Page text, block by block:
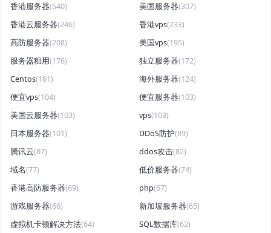
香港服务器(540) 美国服务器(307)
香港云服务器(246) 香港vps(233)
高防服务器(208) 美国vps(195)
服务器租用(176) 独立服务器(172)
Centos(161) 海外服务器(124)
便宜vps(104) 便宜服务器(103)
美国云服务器(103) vps(103)
日本服务器(101) DDoS防护(89)
腾讯云(87) ddos攻击(82)
域名(77) 低价服务器(74)
香港高防服务器(69) php(67)
游戏服务器(66) 新加坡服务器(65)
虚拟机卡顿解决方法(64) SQL数据库(62)